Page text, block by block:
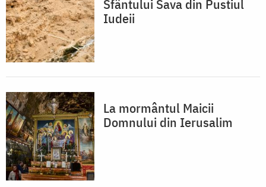
Sfântului Sava din Pustiul
Iudeii
La mormântul Maicii
Domnului din Ierusalim